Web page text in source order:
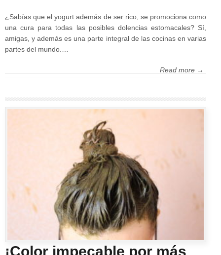
¿Sabías que el yogurt además de ser rico, se promociona como
una cura para todas las posibles dolencias estomacales? Sí,
amigas, y además es una parte integral de las cocinas en varias
partes del mundo.…
Read more →
¡Color impecable por más